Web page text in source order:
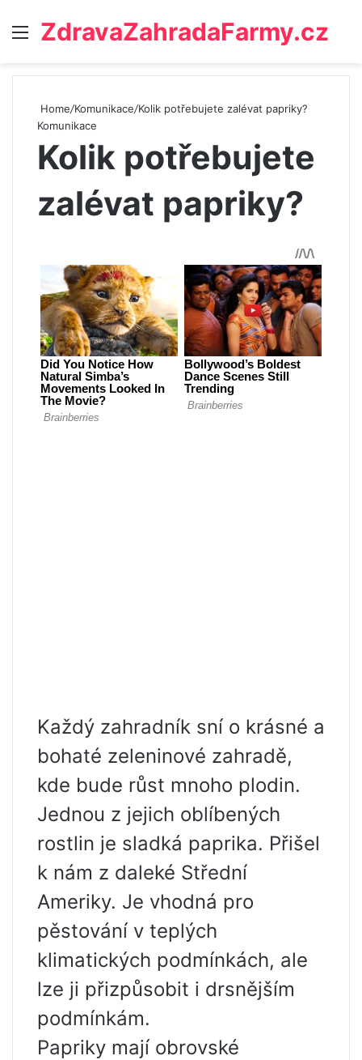
Menu
ZdravaZahradaFarmy.cz
Home/Komunikace/Kolik potřebujete zalévat papriky?
Komunikace
Kolik potřebujete
zalévat papriky?
Každý zahradník sní o krásné a
bohaté zeleninové zahradě,
kde bude růst mnoho plodin.
Jednou z jejich oblíbených
rostlin je sladká paprika. Přišel
k nám z daleké Střední
Ameriky. Je vhodná pro
pěstování v teplých
klimatických podmínkách, ale
lze ji přizpůsobit i drsnějším
podmínkám.
Papriky mají obrovské